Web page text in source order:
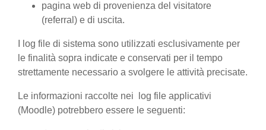
pagina web di provenienza del visitatore
(referral) e di uscita.
I log file di sistema sono utilizzati esclusivamente per
le finalità sopra indicate e conservati per il tempo
strettamente necessario a svolgere le attività precisate.
Le informazioni raccolte nei log file applicativi
(Moodle) potrebbero essere le seguenti: